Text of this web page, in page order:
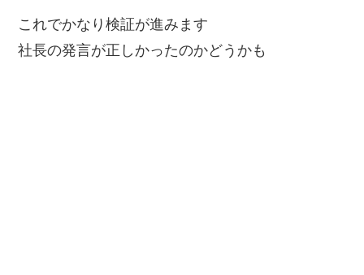
これでかなり検証が進みます
社長の発言が正しかったのかどうかも